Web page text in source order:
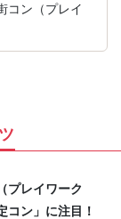
コン（プレイ
プレイワーク
コン」に注目！